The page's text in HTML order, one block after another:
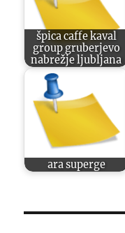
špica caffe kaval
group gruberjevo
nabrežje ljubljana
ara superge